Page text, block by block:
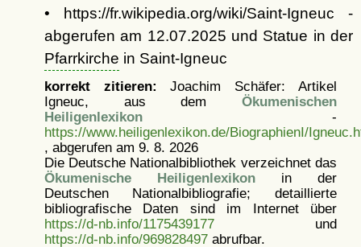
• https://fr.wikipedia.org/wiki/Saint-Igneuc -
abgerufen am 12.07.2025 und Statue in der
Pfarrkirche in Saint-Igneuc
korrekt zitieren: Joachim Schäfer: Artikel
Igneuc, aus dem Ökumenischen
Heiligenlexikon-
https://www.heiligenlexikon.de/BiographienI/
, abgerufen am 9. 8. 2026
Die Deutsche Nationalbibliothek verzeichnet das
Ökumenische Heiligenlexikonin der
Deutschen Nationalbibliografie; detaillierte
bibliografische Daten sind im Internet über
https://d-nb.info/1175439177und
https://d-nb.info/969828497abrufbar.